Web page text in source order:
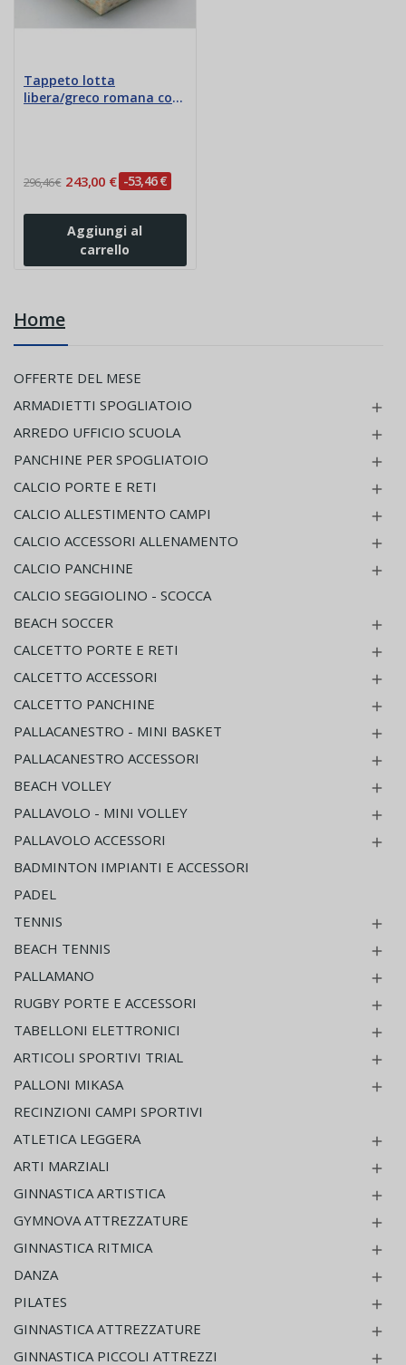
Home
OFFERTE DEL MESE
ARMADIETTI SPOGLIATOIO

ARREDO UFFICIO SCUOLA 
PANCHINE PER SPOGLIATOIO 
CALCIO PORTE E RETI 
CALCIO ALLESTIMENTO CAMPI 
CALCIO ACCESSORI ALLENAMENTO 
CALCIO PANCHINE 
CALCIO SEGGIOLINO - SCOCCA
BEACH SOCCER

CALCETTO PORTE E RETI 
CALCETTO ACCESSORI 
CALCETTO PANCHINE 
PALLACANESTRO - MINI BASKET 
PALLACANESTRO ACCESSORI 
BEACH VOLLEY 
PALLAVOLO - MINI VOLLEY 
PALLAVOLO ACCESSORI 
BADMINTON IMPIANTI E ACCESSORI
PADEL
TENNIS

BEACH TENNIS 
PALLAMANO 
RUGBY PORTE E ACCESSORI 
TABELLONI ELETTRONICI 
ARTICOLI SPORTIVI TRIAL 
PALLONI MIKASA 
RECINZIONI CAMPI SPORTIVI
ATLETICA LEGGERA

ARTI MARZIALI 
GINNASTICA ARTISTICA 
GYMNOVA ATTREZZATURE 
GINNASTICA RITMICA 
DANZA 
PILATES 
GINNASTICA ATTREZZATURE 
GINNASTICA PICCOLI ATTREZZI 
Tappeto lotta
libera/greco romana con
296,46 € 243,00 € -53,46 €
Aggiungi al
carrello